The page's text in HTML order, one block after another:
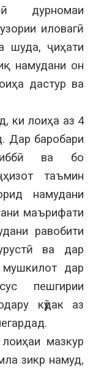
дурномаи
иловагӣ
шуда, ҷиҳати
намудани он
дастур ва
ки лоиҳа аз 4
Дар баробари
ва бо
таъмин
намудани
маърифати
равобити
ва дар
дар
пешгирии
кӯдак аз
мазкур
зикр намуд,